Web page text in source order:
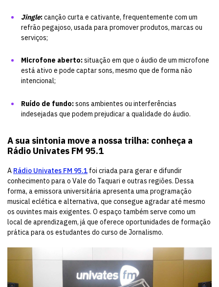
Jingle:canção curta e cativante, frequentemente com um
refrão pegajoso, usada para promover produtos, marcas ou
serviços;
Microfone aberto:situação em que o áudio de um microfone
está ativo e pode captar sons, mesmo que de forma não
intencional;
Ruído de fundo:sons ambientes ou interferências
indesejadas que podem prejudicar a qualidade do áudio.
A sua sintonia move a nossa trilha: conheça a
Rádio Univates FM 95.1
A Rádio Univates FM 95.1 foi criada para gerar e difundir
conhecimento para o Vale do Taquari e outras regiões. Dessa
forma, a emissora universitária apresenta uma programação
musical eclética e alternativa, que consegue agradar até mesmo
os ouvintes mais exigentes. O espaço também serve como um
local de aprendizagem, já que oferece oportunidades de formação
prática para os estudantes do curso de Jornalismo.